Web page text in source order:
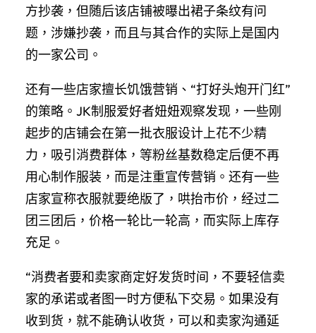
方抄袭，但随后该店铺被曝出裙子条纹有问
题，涉嫌抄袭，而且与其合作的实际上是国内
的一家公司。
还有一些店家擅长饥饿营销、“打好头炮开门红”
的策略。JK制服爱好者妞妞观察发现，一些刚
起步的店铺会在第一批衣服设计上花不少精
力，吸引消费群体，等粉丝基数稳定后便不再
用心制作服装，而是注重宣传营销。还有一些
店家宣称衣服就要绝版了，哄抬市价，经过二
团三团后，价格一轮比一轮高，而实际上库存
充足。
“消费者要和卖家商定好发货时间，不要轻信卖
家的承诺或者图一时方便私下交易。如果没有
收到货，就不能确认收货，可以和卖家沟通延